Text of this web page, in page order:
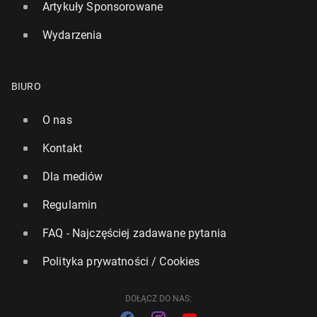
Ra­chun­ki za energię w Wiel­kiej Bry­ta­nii mają spaść
19 lutego, 15:45
Artykuły Sponsorowane
Wydarzenia
BIURO
O nas
Kontakt
Dla mediów
Regulamin
FAQ - Najczęściej zadawane pytania
Polityka prywatności / Cookies
DOŁĄCZ DO NAS: